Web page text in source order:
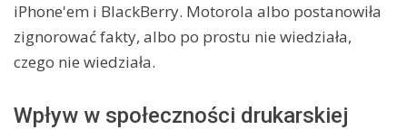
iPhone'em i BlackBerry. Motorola albo postanowiła
zignorować fakty, albo po prostu nie wiedziała,
czego nie wiedziała.
Wpływ w społeczności drukarskiej